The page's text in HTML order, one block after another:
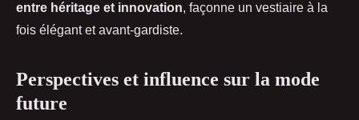
entre héritage et innovation, façonne un vestiaire à la
fois élégant et avant-gardiste.
Perspectives et influence sur la mode
future